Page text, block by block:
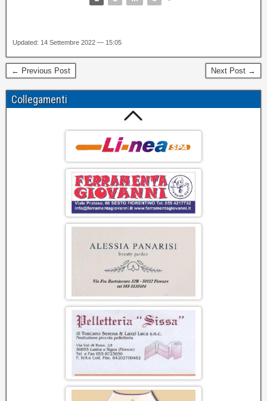
Updated: 14 Settembre 2022 — 15:05
← Previous Post Next Post →
Collegamenti